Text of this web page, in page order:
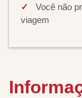
Você não
viagem